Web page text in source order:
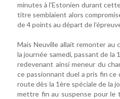
minutes à l'Estonien durant
titre semblaient alors
de 4 points au départ de
Mais Neuville allait remonter au
la journée samedi, passant de la
redevenant ainsi meneur du
ce passionnant duel a pris fin ce
route dès la 1ère spéciale de la
mettre fin au suspense pour